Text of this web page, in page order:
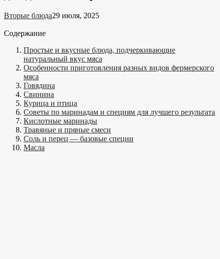
Вторые блюда29 июля, 2025
Содержание
Простые и вкусные блюда, подчеркивающие
натуральный вкус мяса
Особенности приготовления разных видов фермерского
мяса
Говядина
Свинина
Курица и птица
Советы по маринадам и специям для лучшего результата
Кислотные маринады
Травяные и пряные смеси
Соль и перец — базовые специи
Масла